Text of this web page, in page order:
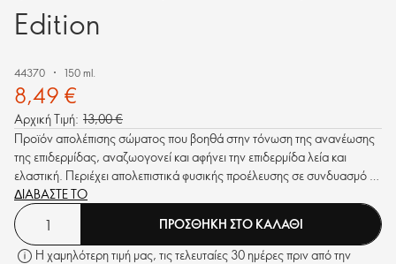
Εdition
44370 150 ml.
8,49 €
Αρχική Τιμή: 13,00 €
Προϊόν απολέπισης σώματος που βοηθά στην τόνωση της ανανέωσης
της επιδερμίδας, αναζωογονεί και αφήνει την επιδερμίδα λεία και
ελαστική. Περιέχει απολεπιστικά φυσικής προέλευσης σε συνδυασμό με
Γλυκολικό Οξύ (AHA).
ΔΙΑΒΑΣΤΕ ΤΟ
ΠΡΟΣΘΗΚΗ ΣΤΟ ΚΑΛΑΘΙ
Η χαμηλότερη τιμή μας, τις τελευταίες 30 ημέρες πριν από την